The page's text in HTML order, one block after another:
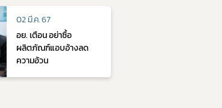
02 มี.ค. 67
อย. เตือน อย่าซื้อ
ผลิตภัณฑ์แอบอ้างลด
ความอ้วน